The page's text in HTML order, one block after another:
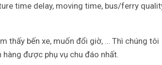
time delay, moving time, bus/ferry
thấy bến xe, muốn đổi giờ, … Thì chúng tôi
được phụ vụ chu đáo nhất.